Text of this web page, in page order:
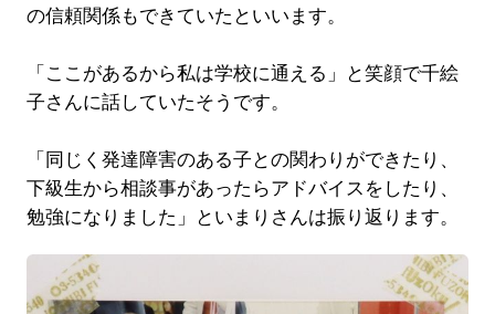
の信頼関係もできていたといいます。
「ここがあるから私は学校に通える」と笑顔で千絵
子さんに話していたそうです。
「同じく発達障害のある子との関わりができたり、
下級生から相談事があったらアドバイスをしたり、
勉強になりました」といまりさんは振り返ります。